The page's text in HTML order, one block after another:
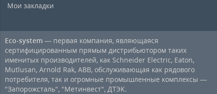
Мои закладки
Eco-system — первая компания, являющаяся
сертифицированным прямым дистрибьютором таких
именитых производителей, как Schneider Electric, Eaton,
Mutlusan, Arnold Rak, ABB, обслуживающая как рядового
потребителя, так и огромные промышленные комплексы —
"Запорожсталь", "Метинвест", ДТЭК.